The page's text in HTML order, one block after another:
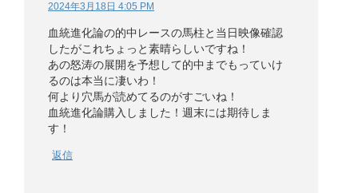
2024年3月18日 4:05 PM
血統進化論の的中レースの馬柱と当日映像確認
したがこれちょっと素晴らしいですね！
あの怒涛の展開を予想して的中までもっていけ
るのは本当に凄いわ！
何より穴馬が読めてるのがすごいね！
血統進化論購入しました！週末には期待しま
す！
返信